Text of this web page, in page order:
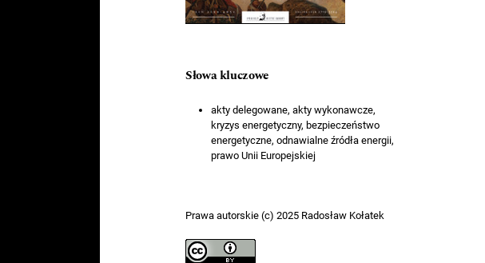
Słowa kluczowe
akty delegowane, akty wykonawcze,
kryzys energetyczny, bezpieczeństwo
energetyczne, odnawialne źródła energii,
prawo Unii Europejskiej
Prawa autorskie (c) 2025 Radosław Kołatek